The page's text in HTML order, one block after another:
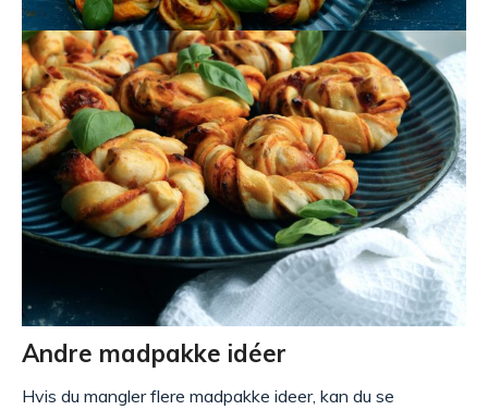
Andre madpakke idéer
Hvis du mangler flere madpakke ideer, kan du se